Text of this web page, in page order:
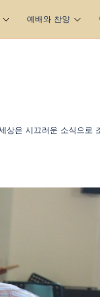
예배와 찬양
상은 시끄러운 소식으로